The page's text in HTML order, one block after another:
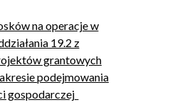
na operacje w
19.2 z
grantowych
podejmowania
gospodarczej